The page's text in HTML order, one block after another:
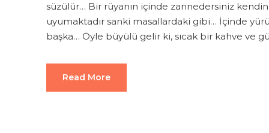
süzülür… Bir rüyanın içinde zannedersiniz
uyumaktadır sanki masallardaki gibi… İçinde
başka… Öyle büyülü gelir ki, sıcak bir kahve ve
Read More